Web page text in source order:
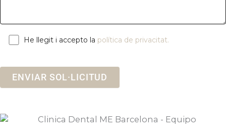
He llegit i accepto la política de privacitat.